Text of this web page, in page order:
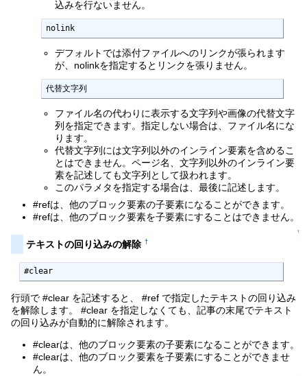
込みを行ないません。
nolink
デフォルトでは添付ファイルへのリンクが張られます
が、nolinkを指定するとリンクを張りません。
代替文字列
ファイル名の代わりに表示する文字列や画像の代替文字
列を指定できます。指定しない場合は、ファイル名にな
ります。
代替文字列には文字列以外のインライン要素を含めるこ
とはできません。ページ名、文字列以外のインライン要
素を記述しても文字列として扱われます。
このパラメタを指定する場合は、最後に記述します。
#refは、他のブロック要素の子要素になることができます。
#refは、他のブロック要素を子要素にすることはできません。
↑
テキストの回り込みの解除 †
#clear
行頭で #clear を記述すると、 #ref で指定したテキストの回り込み
を解除します。 #clear を指定しなくても、記事の末尾でテキスト
の回り込みが自動的に解除されます。
#clearは、他のブロック要素の子要素になることができます。
#clearは、他のブロック要素を子要素にすることができませ
ん。